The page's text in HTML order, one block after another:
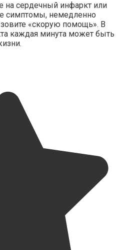
на сердечный инфаркт или
симптомы, немедленно
«скорую помощь». В
каждая минута может быть